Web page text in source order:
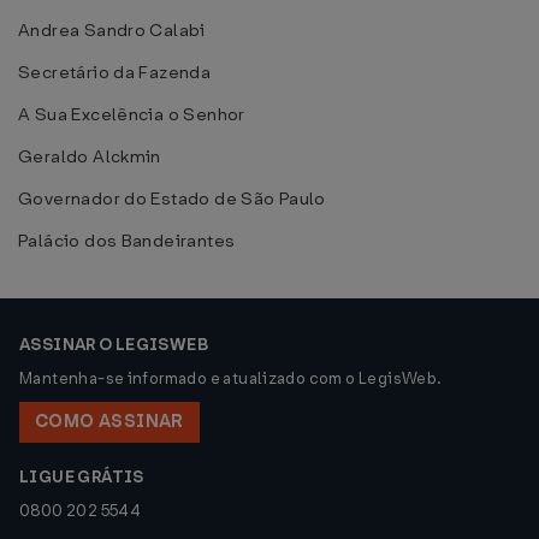
Andrea Sandro Calabi
Secretário da Fazenda
A Sua Excelência o Senhor
Geraldo Alckmin
Governador do Estado de São Paulo
Palácio dos Bandeirantes
ASSINAR O LEGISWEB
Mantenha-se informado e atualizado com o LegisWeb.
COMO ASSINAR
LIGUE GRÁTIS
0800 202 5544